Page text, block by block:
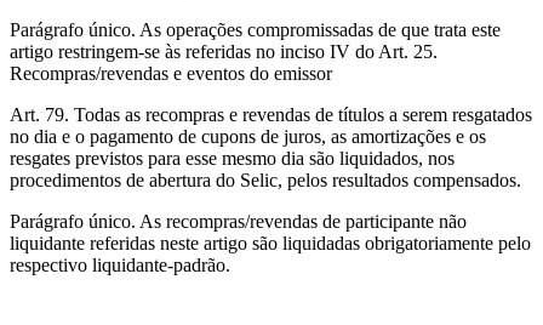
Parágrafo único. As operações compromissadas de que trata este
artigo restringem-se às referidas no inciso IV do Art. 25.
Recompras/revendas e eventos do emissor
Art. 79. Todas as recompras e revendas de títulos a serem resgatados
no dia e o pagamento de cupons de juros, as amortizações e os
resgates previstos para esse mesmo dia são liquidados, nos
procedimentos de abertura do Selic, pelos resultados compensados.
Parágrafo único. As recompras/revendas de participante não
liquidante referidas neste artigo são liquidadas obrigatoriamente pelo
respectivo liquidante-padrão.